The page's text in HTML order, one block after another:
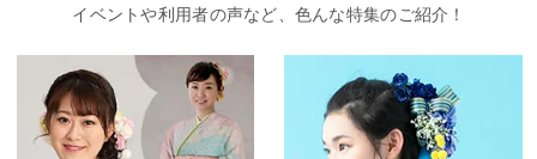
イベントや利用者の声など、色んな特集のご紹介！